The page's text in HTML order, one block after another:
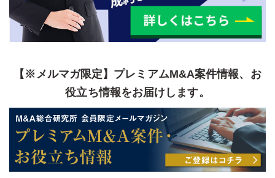
【※メルマガ限定】プレミアムM&A案件情報、お
役立ち情報をお届けします。